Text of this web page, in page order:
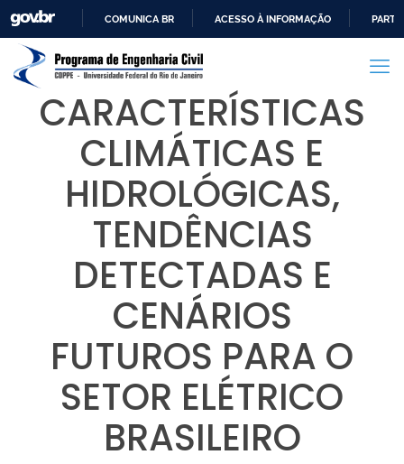
PARA
CONTEÚDO
COMUNICA BR ACESSO À INFORMAÇÃO
CARACTERÍSTICAS
CLIMÁTICAS E
HIDROLÓGICAS,
TENDÊNCIAS
DETECTADAS E
CENÁRIOS
FUTUROS PARA O
SETOR ELÉTRICO
BRASILEIRO